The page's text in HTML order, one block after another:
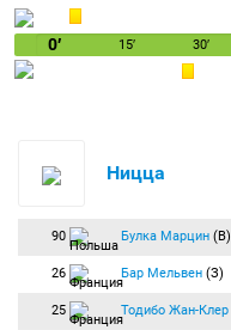
0′ 15′ 30′
Ницца
90 Булка Марцин (В)
26 Бар Мельвен (З)
25 Тодибо Жан-Клер